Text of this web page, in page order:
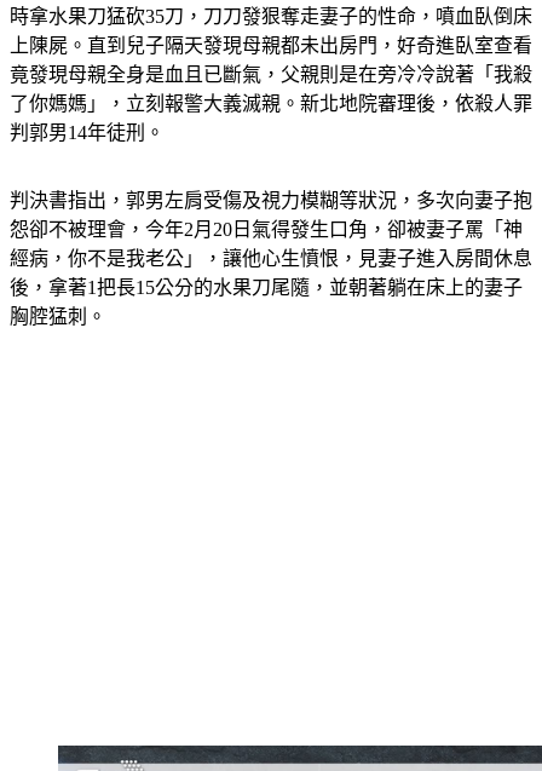
時拿水果刀猛砍35刀，刀刀發狠奪走妻子的性命，噴血臥倒床
上陳屍。直到兒子隔天發現母親都未出房門，好奇進臥室查看
竟發現母親全身是血且已斷氣，父親則是在旁冷冷說著「我殺
了你媽媽」，立刻報警大義滅親。新北地院審理後，依殺人罪
判郭男14年徒刑。
判決書指出，郭男左肩受傷及視力模糊等狀況，多次向妻子抱
怨卻不被理會，今年2月20日氣得發生口角，卻被妻子罵「神
經病，你不是我老公」，讓他心生憤恨，見妻子進入房間休息
後，拿著1把長15公分的水果刀尾隨，並朝著躺在床上的妻子
胸腔猛刺。